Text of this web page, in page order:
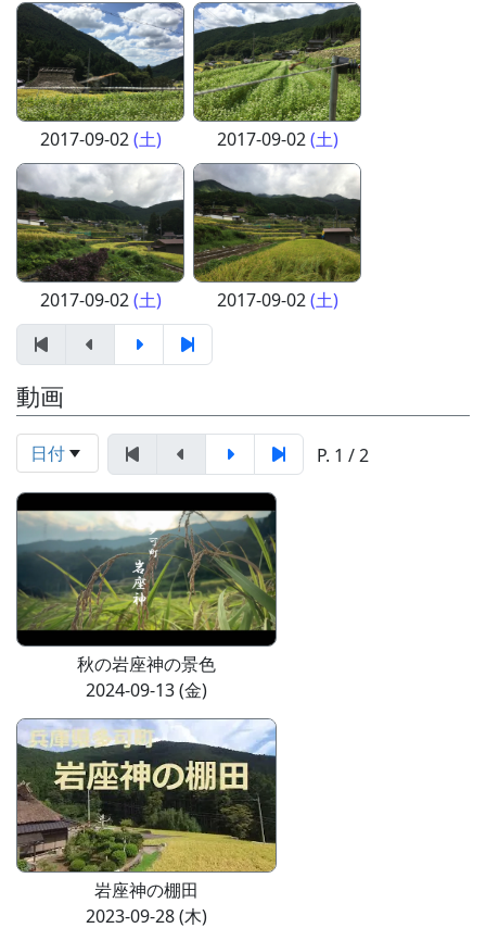
2017-09-02(土) 2017-09-02(土)
2017-09-02(土) 2017-09-02(土)
動画
日付 P. 1 / 2
秋の岩座神の景色
2024-09-13 (金)
岩座神の棚田
2023-09-28 (木)